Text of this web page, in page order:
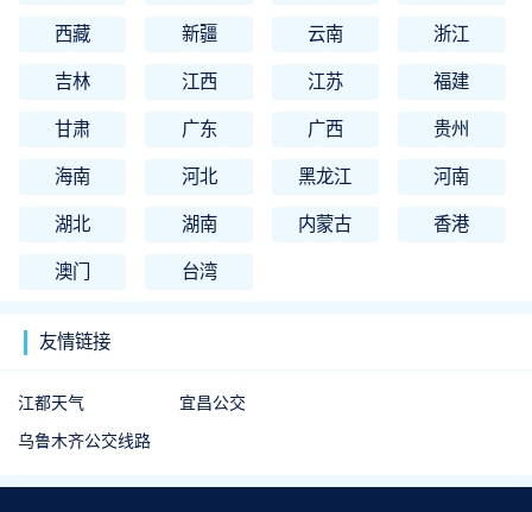
西藏 新疆 云南 浙江
吉林 江西 江苏 福建
甘肃 广东 广西 贵州
海南 河北 黑龙江 河南
湖北 湖南 内蒙古 香港
澳门 台湾
友情链接
江都天气 宜昌公交
乌鲁木齐公交线路